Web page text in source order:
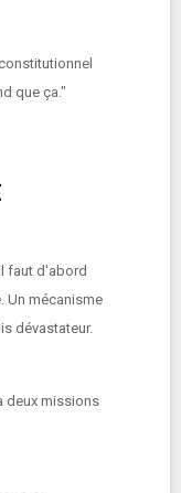
que ça."
faut d'abord
Un mécanisme
dévastateur.
deux missions